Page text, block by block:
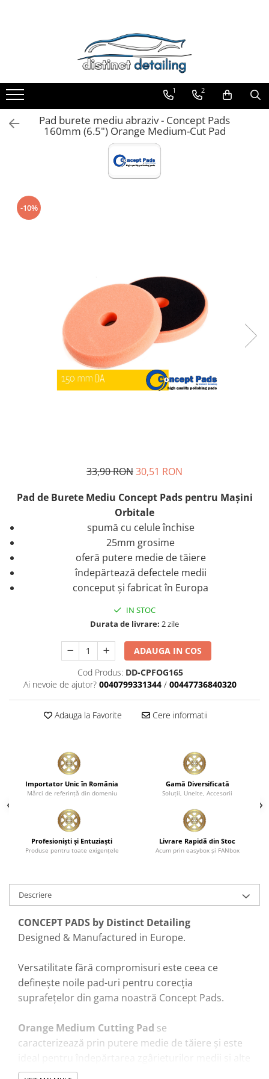
Unelte Tornador®
Piese de Schimb Tornador®
Maşini de Polishat
Talere şi Piese de Schimb
Decontaminare
Maşini de Polishat
Paste Polish Gama Marină
Pad-uri Polish
Interior
Tratamente şi Întreţinere
Recondiţionare Piele
Microfibre
Mănuşi Spălare
Lavete Microfibră
Aplicatoare Microfibră
Accesorii Detailing Auto
Pulverizatoare
Pensule şi Perii
Mănuşi Nitril / Diverse
Exterior
Jante şi Anvelope
Paint Protection Film (PPF)
Oferte Speciale
Detailing Outlet
Acreditări & Training
1 2
Pad burete mediu abraziv - Concept Pads
160mm (6.5") Orange Medium-Cut Pad
-10%
33,90 RON30,51 RON
Pad de Burete Mediu Concept Pads pentru Maşini
Orbitale
spumă cu celule închise
25mm grosime
oferă putere medie de tăiere
îndepărtează defectele medii
conceput şi fabricat în Europa
IN STOC
Durata de livrare: 2 zile
ADAUGA IN COS
Cod Produs: DD-CPFOG165
Ai nevoie de ajutor? 0040799331344 / 00447736840320
Adauga la Favorite Cere informatii
Importator Unic în România
Mărci de referinţă din domeniu
Gamă Diversificată
Soluţii, Unelte, Accesorii
Profesionişti şi Entuziaşti
Produse pentru toate exigenţele
Livrare Rapidă din Stoc
Acum prin easybox şi FANbox
Descriere
CONCEPT PADS by Distinct Detailing
Designed & Manufactured in Europe.
Versatilitate fără compromisuri este ceea ce
definește noile pad-uri pentru corecția
suprafețelor din gama noastră Concept Pads.
Orange Medium Cutting Pad se
caracterizează prin putere medie de tăiere și este
imperfecțiuni de pe suprafețe.